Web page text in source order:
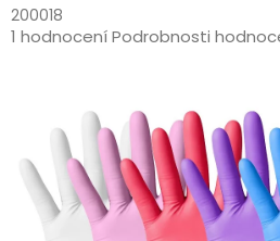
200018
Průměrné
hvězdiček.
1 hodnoceníPodrobnosti